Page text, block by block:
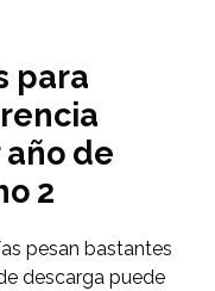
para
de
2
pesan bastantes
descarga puede